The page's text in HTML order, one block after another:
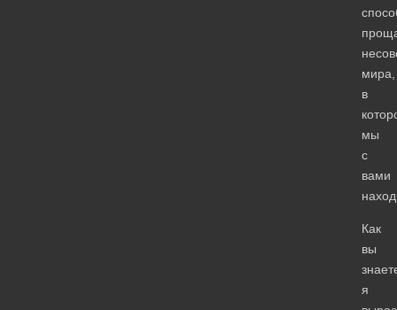
мира,
в
мы
с
вами
Как
вы
я